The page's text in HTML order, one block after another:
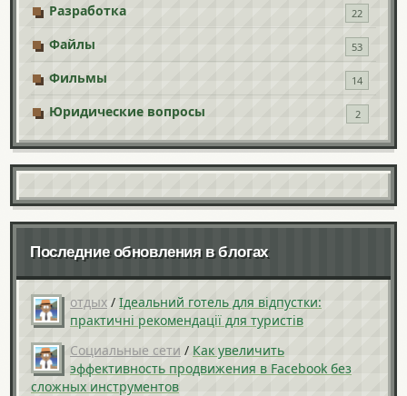
Разработка 22
Файлы 53
Фильмы 14
Юридические вопросы 2
Последние обновления в блогах
отдых / Ідеальний готель для відпустки:
практичні рекомендації для туристів
Социальные сети / Как увеличить
эффективность продвижения в Facebook без
сложных инструментов